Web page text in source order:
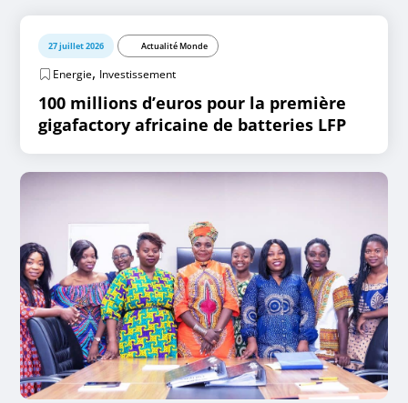
27 juillet 2026 Actualité Monde
Energie, Investissement
100 millions d’euros pour la première
gigafactory africaine de batteries LFP